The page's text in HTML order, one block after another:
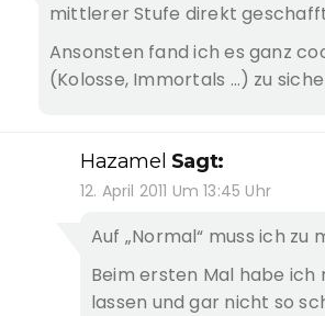
mittlerer Stufe direkt
Ansonsten fand ich es ganz
(Kolosse, Immortals …) zu
Hazamel Sagt:
12. April 2011 Um 13:45 Uhr
Auf „Normal“ muss ich
Beim ersten Mal habe
lassen und gar nicht so